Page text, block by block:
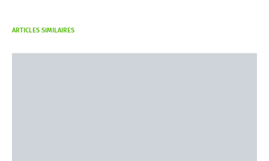
ARTICLES SIMILAIRES